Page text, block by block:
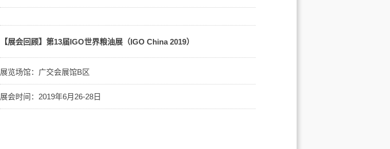
【展会回顾】第13届IGO世界粮油展（IGO China 2019）
展览场馆：广交会展馆B区
展会时间：2019年6月26-28日